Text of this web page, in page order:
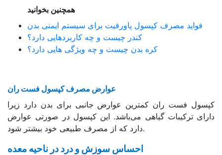
همچنین بخوانید
فواید مصرف کپسول پاورفیت برای سیستم ایمنی بدن
کندر چیست و چه کاربردهایی دارد؟
کره بدن چیست و چه ویژگی هایی دارد؟
کپسول فست ران کمترین عوارض جانبی برای بدن دارد زیرا
دارای ترکیبات گیاهی می‌باشد. این کپسول در صورتی عوارض
دارد که از مصرف طبیعی خود بیشتر شود.
احساس سوزش و درد در ناحیه معده